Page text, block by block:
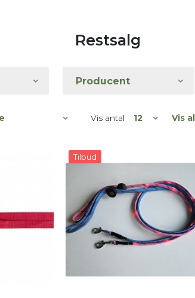
Restsalg
Producent
Vis antal Vis
Tilbud